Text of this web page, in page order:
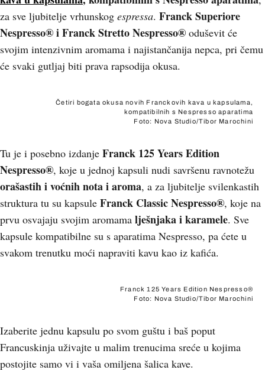
za sve ljubitelje vrhunskog espressa. Franck Superiore
Nespresso® i Franck Stretto Nespresso® oduševit će
svojim intenzivnim aromama i najistančanija nepca, pri čemu
će svaki gutljaj biti prava rapsodija okusa.
Četiri bogata okusa novih Franckovih kava u kapsulama,
kompatibilnih s Nespresso aparatima
Foto: Nova Studio/Tibor Marochini
Tu je i posebno izdanje Franck 125 Years Edition
Nespresso®, koje u jednoj kapsuli nudi savršenu ravnotežu
orašastih i voćnih nota i aroma, a za ljubitelje svilenkastih
struktura tu su kapsule Franck Classic Nespresso®, koje na
prvu osvajaju svojim aromama lješnjaka i karamele. Sve
kapsule kompatibilne su s aparatima Nespresso, pa ćete u
svakom trenutku moći napraviti kavu kao iz kafića.
Franck 125 Years Edition Nespresso®
Foto: Nova Studio/Tibor Marochini
Izaberite jednu kapsulu po svom guštu i baš poput
Francuskinja uživajte u malim trenucima sreće u kojima
postojite samo vi i vaša omiljena šalica kave.